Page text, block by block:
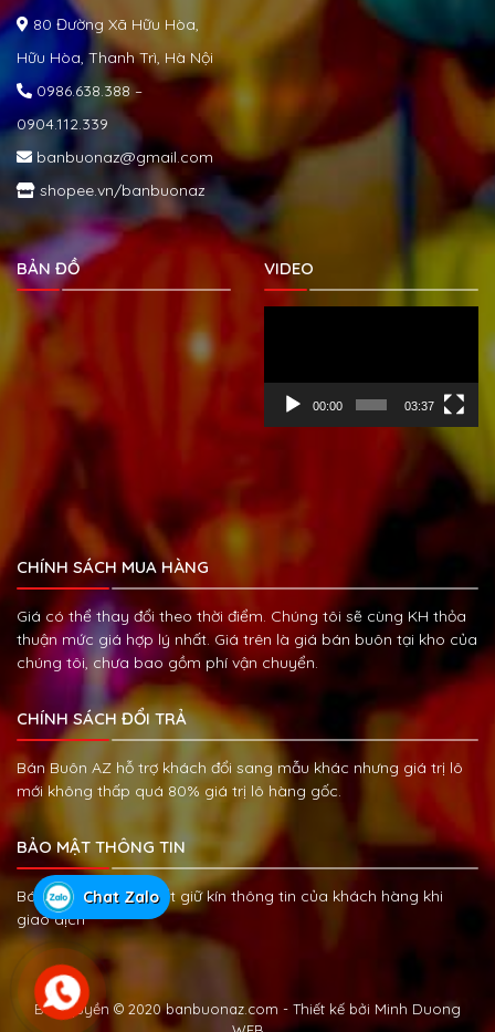
80 Đường Xã Hữu Hòa,
Hữu Hòa, Thanh Trì, Hà Nội
0986.638.388 –
0904.112.339
banbuonaz@gmail.com
shopee.vn/banbuonaz
BẢN ĐỒ VIDEO
00:00 03:37
CHÍNH SÁCH MUA HÀNG
Giá có thể thay đổi theo thời điểm. Chúng tôi sẽ cùng KH thỏa
thuận mức giá hợp lý nhất. Giá trên là giá bán buôn tại kho của
chúng tôi, chưa bao gồm phí vận chuyển.
CHÍNH SÁCH ĐỔI TRẢ
Bán Buôn AZ hỗ trợ khách đổi sang mẫu khác nhưng giá trị lô
mới không thấp quá 80% giá trị lô hàng gốc.
BẢO MẬT THÔNG TIN
Bán Buôn AZ cam kết giữ kín thông tin của khách hàng khi
giao dịch
Bản quyền © 2020 banbuonaz.com - Thiết kế bởi Minh Duong
Chat Zalo